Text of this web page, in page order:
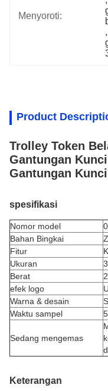
Menyoroti:
,
Product
Trolley Token
Gantungan
Gantungan Kunci
spesifikasi
Nomor model
Bahan Bingkai
Z
Fitur
Ukuran
Berat
efek logo
Warna & desain
Waktu sampel
Sedang mengemas
Keterangan